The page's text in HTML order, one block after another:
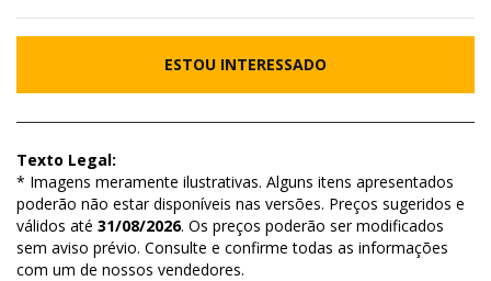
ESTOU INTERESSADO
Texto Legal:
* Imagens meramente ilustrativas. Alguns itens apresentados
poderão não estar disponíveis nas versões. Preços sugeridos e
válidos até 31/08/2026. Os preços poderão ser modificados
sem aviso prévio. Consulte e confirme todas as informações
com um de nossos vendedores.